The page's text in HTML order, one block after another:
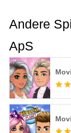
Andere
ApS